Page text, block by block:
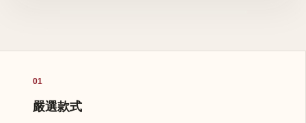
01
嚴選款式